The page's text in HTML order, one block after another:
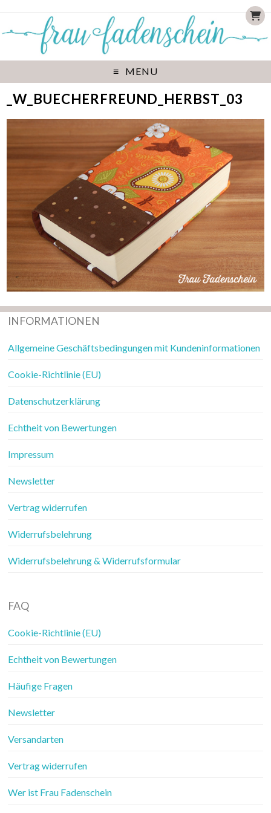
MENU
_W_BUECHERFREUND_HERBST_03
INFORMATIONEN
Allgemeine Geschäftsbedingungen mit Kundeninformationen
Cookie-Richtlinie (EU)
Datenschutzerklärung
Echtheit von Bewertungen
Impressum
Newsletter
Vertrag widerrufen
Widerrufsbelehrung
Widerrufsbelehrung & Widerrufsformular
FAQ
Cookie-Richtlinie (EU)
Echtheit von Bewertungen
Häufige Fragen
Newsletter
Versandarten
Vertrag widerrufen
Wer ist Frau Fadenschein